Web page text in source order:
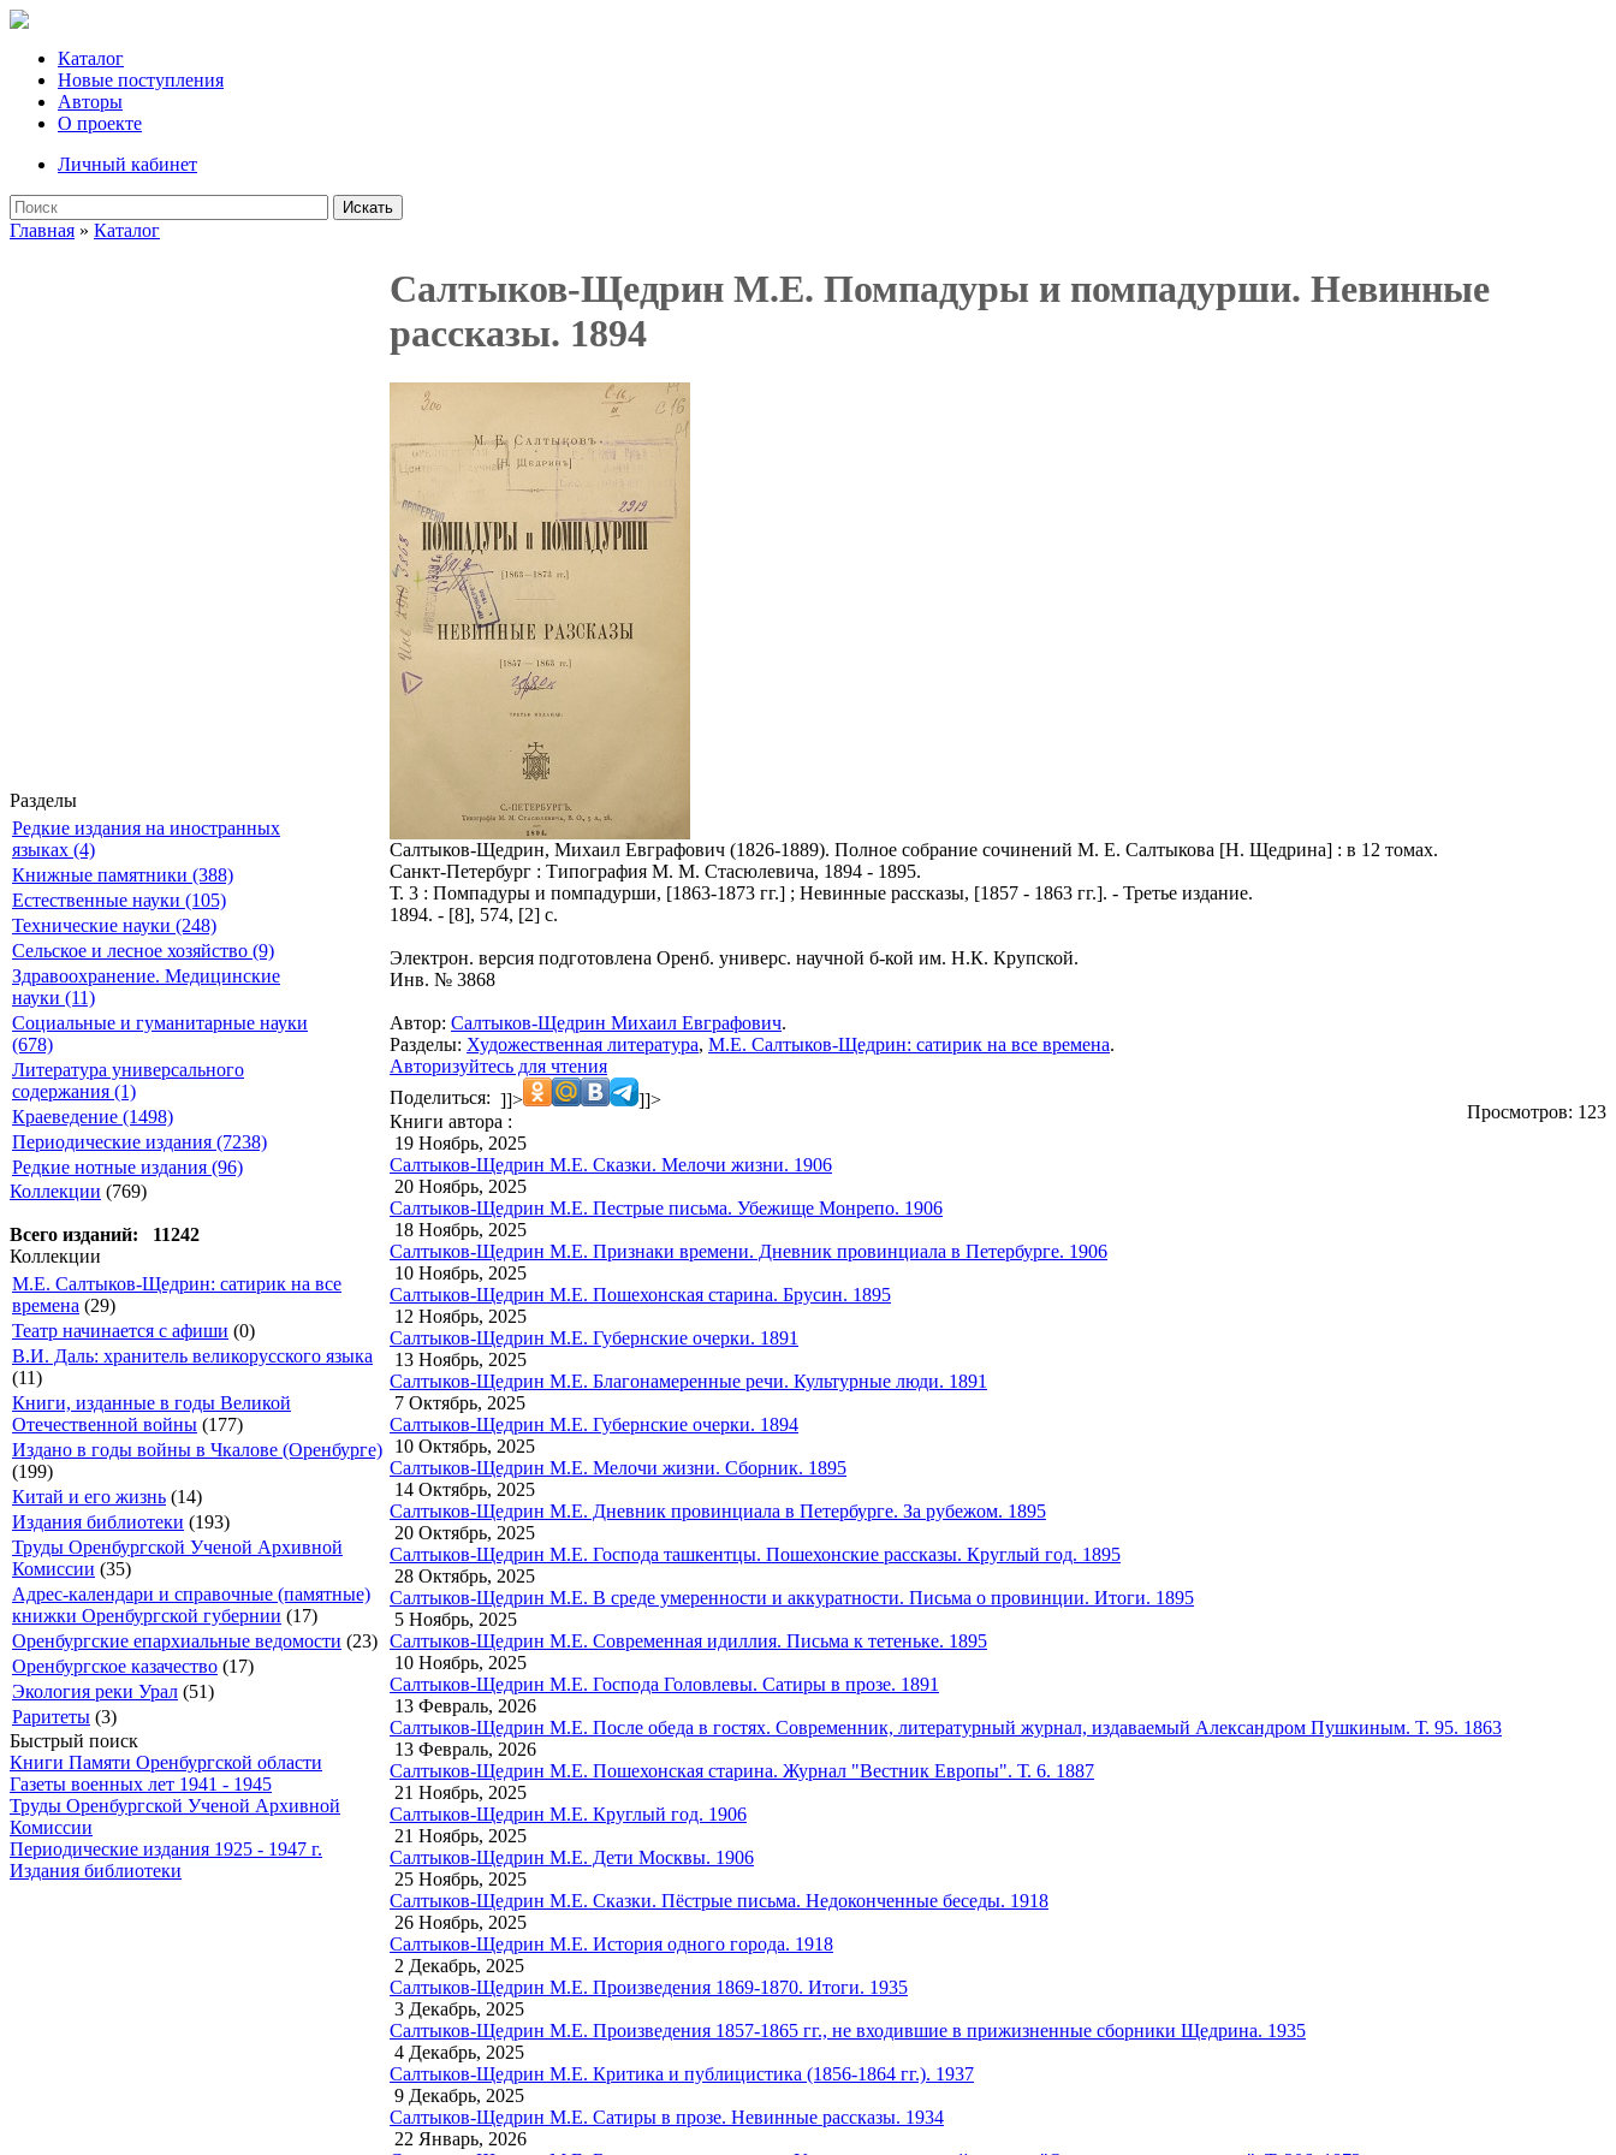
Каталог
Новые поступления
Авторы
О проекте
Личный кабинет
Искать
Главная » Каталог
Разделы
Редкие издания на иностранных
языках (4)
Книжные памятники (388)
Естественные науки (105)
Технические науки (248)
Сельское и лесное хозяйство (9)
Здравоохранение. Медицинские
науки (11)
Социальные и гуманитарные науки
(678)
Литература универсального
содержания (1)
Краеведение (1498)
Периодические издания (7238)
Редкие нотные издания (96)
Коллекции (769)
Всего изданий: 11242
Коллекции
М.Е. Салтыков-Щедрин: сатирик на все
времена (29)
Театр начинается с афиши (0)
В.И. Даль: хранитель великорусского языка
(11)
Книги, изданные в годы Великой
Отечественной войны (177)
Издано в годы войны в Чкалове (Оренбурге)
(199)
Китай и его жизнь (14)
Издания библиотеки (193)
Труды Оренбургской Ученой Архивной
Комиссии (35)
Адрес-календари и справочные (памятные)
книжки Оренбургской губернии (17)
Оренбургские епархиальные ведомости (23)
Оренбургское казачество (17)
Экология реки Урал (51)
Раритеты (3)
Быстрый поиск
Книги Памяти Оренбургской области
Газеты военных лет 1941 - 1945
Труды Оренбургской Ученой Архивной
Комиссии
Периодические издания 1925 - 1947 г.
Издания библиотеки
Салтыков-Щедрин М.Е. Помпадуры и помпадурши. Невинные
рассказы. 1894
Салтыков-Щедрин, Михаил Евграфович (1826-1889). Полное собрание сочинений М. Е. Салтыкова [Н. Щедрина] : в 12 томах.
Санкт-Петербург : Типография М. М. Стасюлевича, 1894 - 1895.
Т. 3 : Помпадуры и помпадурши, [1863-1873 гг.] ; Невинные рассказы, [1857 - 1863 гг.]. - Третье издание.
1894. - [8], 574, [2] с.
Электрон. версия подготовлена Оренб. универс. научной б-кой им. Н.К. Крупской.
Инв. № 3868
Автор: Салтыков-Щедрин Михаил Евграфович.
Разделы: Художественная литература, М.Е. Салтыков-Щедрин: сатирик на все времена.
Авторизуйтесь для чтения
Просмотров: 123
Поделиться: ]]>
]]>
Книги автора :
19 Ноябрь, 2025
Салтыков-Щедрин М.Е. Сказки. Мелочи жизни. 1906
20 Ноябрь, 2025
Салтыков-Щедрин М.Е. Пестрые письма. Убежище Монрепо. 1906
18 Ноябрь, 2025
Салтыков-Щедрин М.Е. Признаки времени. Дневник провинциала в Петербурге. 1906
10 Ноябрь, 2025
Салтыков-Щедрин М.Е. Пошехонская старина. Брусин. 1895
12 Ноябрь, 2025
Салтыков-Щедрин М.Е. Губернские очерки. 1891
13 Ноябрь, 2025
Салтыков-Щедрин М.Е. Благонамеренные речи. Культурные люди. 1891
7 Октябрь, 2025
Салтыков-Щедрин М.Е. Губернские очерки. 1894
10 Октябрь, 2025
Салтыков-Щедрин М.Е. Мелочи жизни. Сборник. 1895
14 Октябрь, 2025
Салтыков-Щедрин М.Е. Дневник провинциала в Петербурге. За рубежом. 1895
20 Октябрь, 2025
Салтыков-Щедрин М.Е. Господа ташкентцы. Пошехонские рассказы. Круглый год. 1895
28 Октябрь, 2025
Салтыков-Щедрин М.Е. В среде умеренности и аккуратности. Письма о провинции. Итоги. 1895
5 Ноябрь, 2025
Салтыков-Щедрин М.Е. Современная идиллия. Письма к тетеньке. 1895
10 Ноябрь, 2025
Салтыков-Щедрин М.Е. Господа Головлевы. Сатиры в прозе. 1891
13 Февраль, 2026
Салтыков-Щедрин М.Е. После обеда в гостях. Современник, литературный журнал, издаваемый Александром Пушкиным. Т. 95. 1863
13 Февраль, 2026
Салтыков-Щедрин М.Е. Пошехонская старина. Журнал "Вестник Европы". Т. 6. 1887
21 Ноябрь, 2025
Салтыков-Щедрин М.Е. Круглый год. 1906
21 Ноябрь, 2025
Салтыков-Щедрин М.Е. Дети Москвы. 1906
25 Ноябрь, 2025
Салтыков-Щедрин М.Е. Сказки. Пёстрые письма. Недоконченные беседы. 1918
26 Ноябрь, 2025
Салтыков-Щедрин М.Е. История одного города. 1918
2 Декабрь, 2025
Салтыков-Щедрин М.Е. Произведения 1869-1870. Итоги. 1935
3 Декабрь, 2025
Салтыков-Щедрин М.Е. Произведения 1857-1865 гг., не входившие в прижизненные сборники Щедрина. 1935
4 Декабрь, 2025
Салтыков-Щедрин М.Е. Критика и публицистика (1856-1864 гг.). 1937
9 Декабрь, 2025
Салтыков-Щедрин М.Е. Сатиры в прозе. Невинные рассказы. 1934
22 Январь, 2026